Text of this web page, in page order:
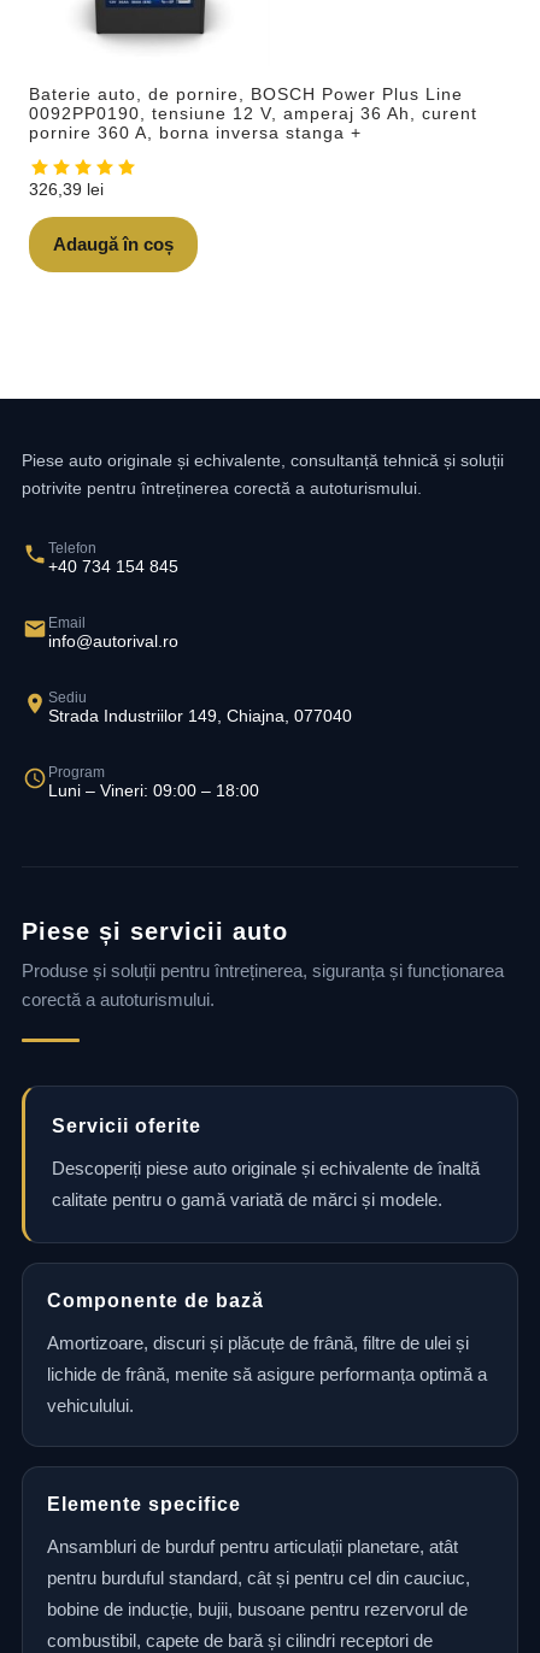
Baterie auto, de pornire, BOSCH Power Plus Line
0092PP0190, tensiune 12 V, amperaj 36 Ah, curent
pornire 360 A, borna inversa stanga +
326,39 lei
Adaugă în coș
Piese auto originale și echivalente, consultanță tehnică și soluții
potrivite pentru întreținerea corectă a autoturismului.
Telefon
+40 734 154 845
Email
info@autorival.ro
Sediu
Strada Industriilor 149, Chiajna, 077040
Program
Luni – Vineri: 09:00 – 18:00
Piese și servicii auto
Produse și soluții pentru întreținerea, siguranța și funcționarea
corectă a autoturismului.
Servicii oferite
Descoperiți piese auto originale și echivalente de înaltă
calitate pentru o gamă variată de mărci și modele.
Componente de bază
Amortizoare, discuri și plăcuțe de frână, filtre de ulei și
lichide de frână, menite să asigure performanța optimă a
vehiculului.
Elemente specifice
Ansambluri de burduf pentru articulații planetare, atât
pentru burduful standard, cât și pentru cel din cauciuc,
bobine de inducție, bujii, busoane pentru rezervorul de
combustibil, capete de bară și cilindri receptori de